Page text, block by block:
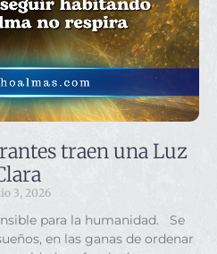
traen una Luz
3, 2026
para la humanidad. Se
en las ganas de ordenar